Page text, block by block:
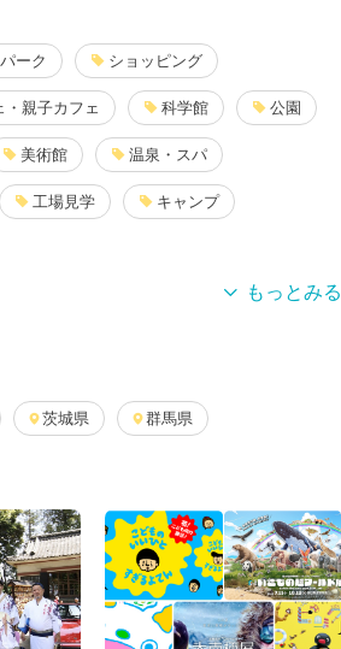
ーク ショッピング
・親子カフェ 科学館 公園
美術館 温泉・スパ
工場見学 キャンプ
茨城県 群馬県